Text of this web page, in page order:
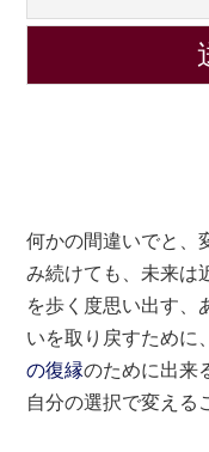
何かの間違いでと、
み続けても、未来は
を歩く度思い出す、
いを取り戻すために
の復縁のために出来
自分の選択で変える